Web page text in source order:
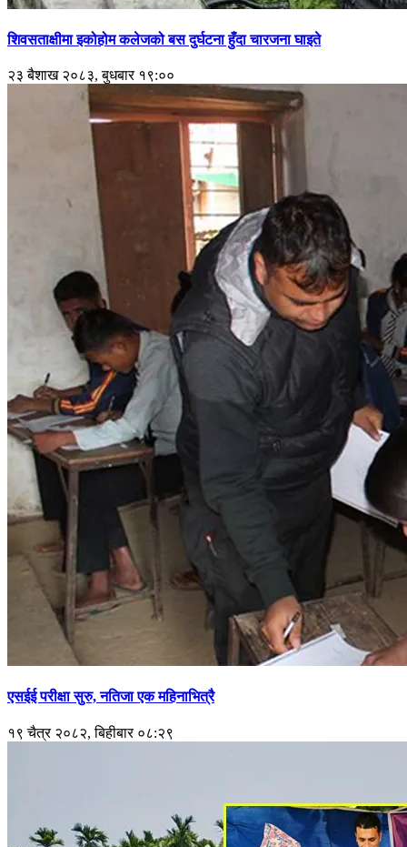
शिवसताक्षीमा इकोहोम कलेजको बस दुर्घटना हुँदा चारजना घाइते
२३ बैशाख २०८३, बुधबार १९:००
एसईई परीक्षा सुरु, नतिजा एक महिनाभित्रै
१९ चैत्र २०८२, बिहीबार ०८:२९